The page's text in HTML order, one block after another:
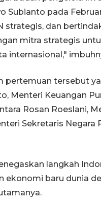
Subianto pada
strategis, dan
mitra strategis
internasional,"
pertemuan tersebut
Menteri Keuangan
Rosan Roeslani,
Sekretaris
langkah
ekonomi baru dunia